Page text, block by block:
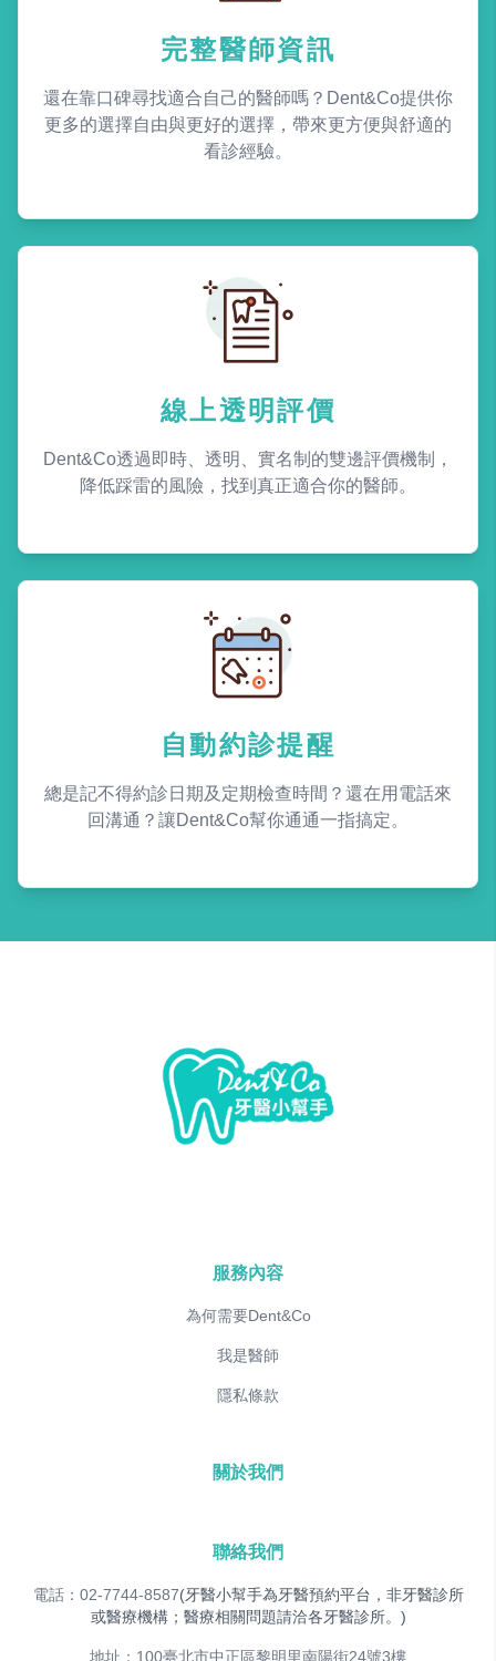
完整醫師資訊
還在靠口碑尋找適合自己的醫師嗎？Dent&Co提供你
更多的選擇自由與更好的選擇，帶來更方便與舒適的
看診經驗。
線上透明評價
Dent&Co透過即時、透明、實名制的雙邊評價機制，
降低踩雷的風險，找到真正適合你的醫師。
自動約診提醒
總是記不得約診日期及定期檢查時間？還在用電話來
回溝通？讓Dent&Co幫你通通一指搞定。
服務內容
為何需要Dent&Co
我是醫師
隱私條款
關於我們
聯絡我們
電話：02-7744-8587(牙醫小幫手為牙醫預約平台，非牙醫診所
或醫療機構；醫療相關問題請洽各牙醫診所。)
地址：100臺北市中正區黎明里南陽街24號3樓